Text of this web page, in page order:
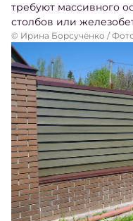
требуют массивного
столбов или
© Ирина Борсученко /